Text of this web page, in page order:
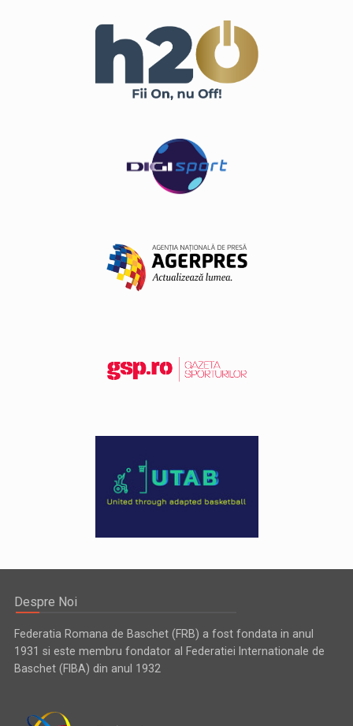
Despre Noi
Federatia Romana de Baschet (FRB) a fost fondata in anul
1931 si este membru fondator al Federatiei Internationale de
Baschet (FIBA) din anul 1932